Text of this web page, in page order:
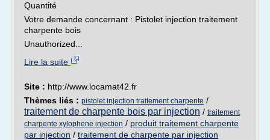
Quantité
Votre demande concernant : Pistolet injection traitement
charpente bois
Unauthorized...
Lire la suite
Site : http://www.locamat42.fr
Thèmes liés : pistolet injection traitement charpente /
traitement de charpente bois par injection / traitement
charpente xylophene injection / produit traitement charpente
par injection / traitement de charpente par injection